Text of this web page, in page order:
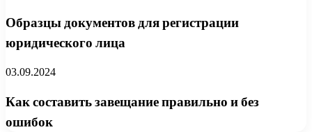
Образцы документов для регистрации
юридического лица
03.09.2024
Как составить завещание правильно и без
ошибок